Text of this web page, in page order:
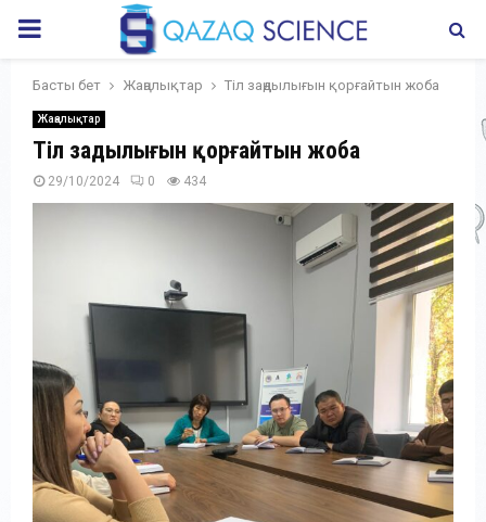
PRIMARY
MENU
Басты бет Жаңалықтар Тіл заңдылығын қорғайтын жоба
Жаңалықтар
Тіл заңдылығын қорғайтын жоба
29/10/2024 0 434